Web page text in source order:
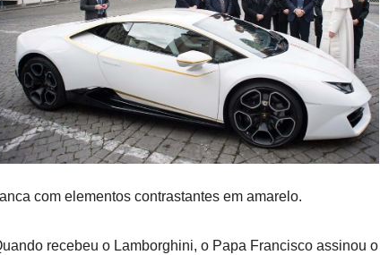
com elementos contrastantes em amarelo.
recebeu o Lamborghini, o Papa Francisco assinou o